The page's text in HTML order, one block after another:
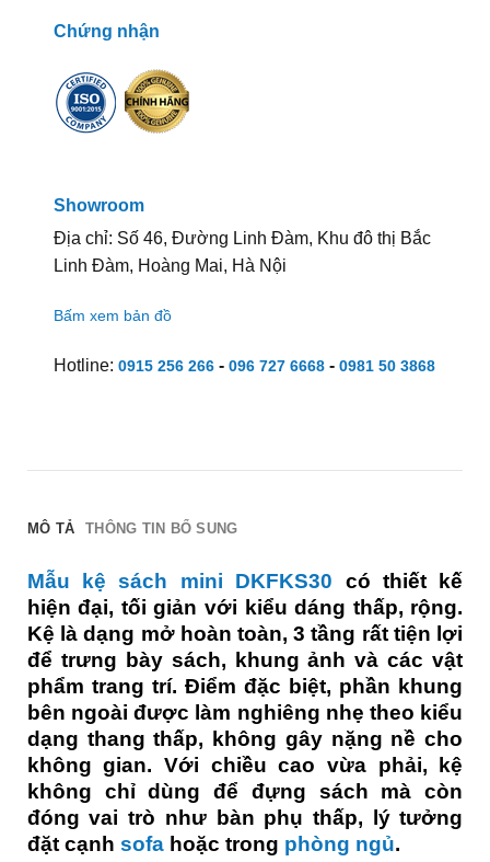
Chứng nhận
Showroom
Địa chỉ: Số 46, Đường Linh Đàm, Khu đô thị Bắc
Linh Đàm, Hoàng Mai, Hà Nội
Bấm xem bản đồ
Hotline: 0915 256 266- 096 727 6668- 0981 50 3868
MÔ TẢ THÔNG TIN BỔ SUNG
Mẫu kệ sách mini DKFKS30 có thiết kế
hiện đại, tối giản với kiểu dáng thấp, rộng.
Kệ là dạng mở hoàn toàn, 3 tầng rất tiện lợi
để trưng bày sách, khung ảnh và các vật
phẩm trang trí. Điểm đặc biệt, phần khung
bên ngoài được làm nghiêng nhẹ theo kiểu
dạng thang thấp, không gây nặng nề cho
không gian. Với chiều cao vừa phải, kệ
không chỉ dùng để đựng sách mà còn
đóng vai trò như bàn phụ thấp, lý tưởng
đặt cạnh sofahoặc trong phòng ngủ.